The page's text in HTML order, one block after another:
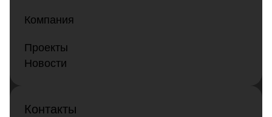
Компания
Проекты
Новости
Контакты